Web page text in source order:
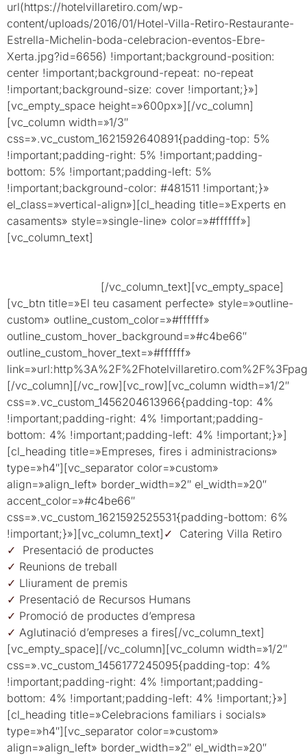
url(https://hotelvillaretiro.com/wp-
content/uploads/2016/01/Hotel-Villa-Retiro-Restaurante-
Estrella-Michelin-boda-celebracion-eventos-Ebre-
Xerta.jpg?id=6656) !important;background-position:
center !important;background-repeat: no-repeat
!important;background-size: cover !important;}»]
[vc_empty_space height=»600px»][/vc_column]
[vc_column width=»1/3″
css=».vc_custom_1621592640891{padding-top: 5%
!important;padding-right: 5% !important;padding-
bottom: 5% !important;padding-left: 5%
!important;background-color: #481511 !important;}»
el_class=»vertical-align»][cl_heading title=»Experts en
casaments» style=»single-line» color=»#ffffff»]
[vc_column_text]
[/vc_column_text][vc_empty_space]
[vc_btn title=»El teu casament perfecte» style=»outline-
custom» outline_custom_color=»#ffffff»
outline_custom_hover_background=»#c4be66″
outline_custom_hover_text=»#ffffff»
[/vc_column][/vc_row][vc_row][vc_column width=»1/2″
css=».vc_custom_1456204613966{padding-top: 4%
!important;padding-right: 4% !important;padding-
bottom: 4% !important;padding-left: 4% !important;}»]
[cl_heading title=»Empreses, fires i administracions»
type=»h4″][vc_separator color=»custom»
align=»align_left» border_width=»2″ el_width=»20″
accent_color=»#c4be66″
css=».vc_custom_1621592525531{padding-bottom: 6%
!important;}»][vc_column_text] ✓
Catering Villa Retiro
✓
Presentació de productes
✓ Reunions de treball
✓ Lliurament de premis
✓ Presentació de Recursos Humans
✓ Promoció de productes d’empresa
✓ Aglutinació d’empreses a fires[/vc_column_text]
[vc_empty_space][/vc_column][vc_column width=»1/2″
css=».vc_custom_1456177245095{padding-top: 4%
!important;padding-right: 4% !important;padding-
bottom: 4% !important;padding-left: 4% !important;}»]
[cl_heading title=»Celebracions familiars i socials»
type=»h4″][vc_separator color=»custom»
align=»align_left» border_width=»2″ el_width=»20″